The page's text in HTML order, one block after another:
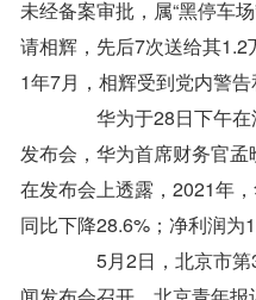
未经备案审批，属“黑停车
请相辉，先后7次送给其
1年7月，相辉受到党内警告
华为于28日下午在
发布会，华为首席财务官
在发布会上透露，2021年
同比下降28.6%；净利润为
5月2日，北京市第